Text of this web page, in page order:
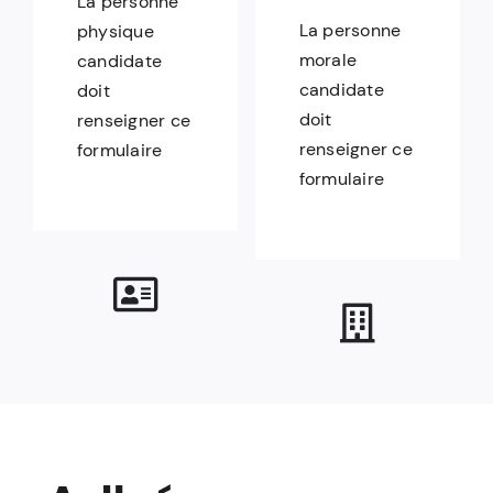
physique
candidate
doit
renseigner ce
formulaire
La personne
morale
candidate
doit
renseigner ce
formulaire